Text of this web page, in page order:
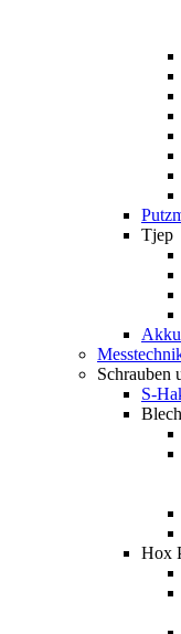
Tjep
Schrauben
S-
Hox